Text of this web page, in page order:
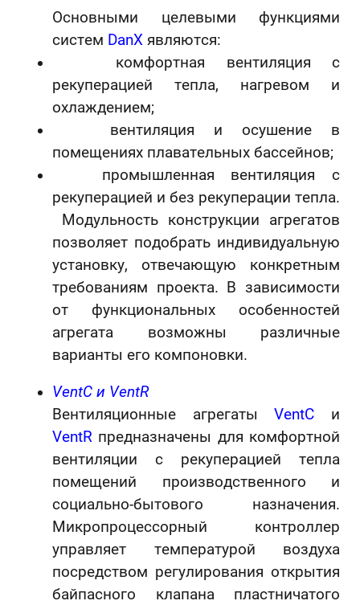
Основными целевыми функциями
систем DanX являются:
комфортная вентиляция с
рекуперацией тепла, нагревом и
охлаждением;
вентиляция и осушение в
помещениях плавательных бассейнов;
промышленная вентиляция с
рекуперацией и без рекуперации тепла.
Модульность конструкции агрегатов
позволяет подобрать индивидуальную
установку, отвечающую конкретным
требованиям проекта. В зависимости
от функциональных особенностей
агрегата возможны различные
варианты его компоновки.
VentC и VentR
Вентиляционные агрегатыVentC и
VentR предназначены для комфортной
вентиляции с рекуперацией тепла
помещений производственного и
социально-бытового назначения.
Микропроцессорный контроллер
управляет температурой воздуха
посредством регулирования открытия
байпасного клапана пластничатого